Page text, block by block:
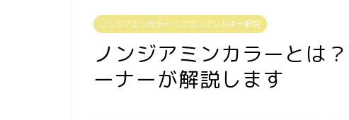
ノンジアミンカラー/ジアミンアレルギー解説
ノンジアミンカラーとは
ーナーが解説します